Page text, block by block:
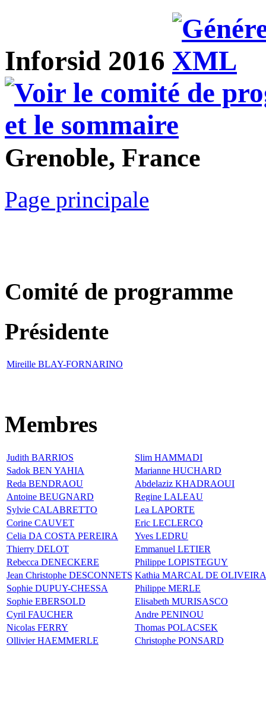
Inforsid 2016
Grenoble, France
Page principale
Comité de programme
Présidente
Mireille BLAY-FORNARINO
Membres
Judith BARRIOS
Slim HAMMADI
Sadok BEN YAHIA
Marianne HUCHARD
Reda BENDRAOU
Abdelaziz KHADRAOUI
Antoine BEUGNARD
Regine LALEAU
Sylvie CALABRETTO
Lea LAPORTE
Corine CAUVET
Eric LECLERCQ
Celia DA COSTA PEREIRA
Yves LEDRU
Thierry DELOT
Emmanuel LETIER
Rebecca DENECKERE
Philippe LOPISTEGUY
Jean Christophe DESCONNETS Kathia MARCAL DE OLIVEIRA
Sophie DUPUY-CHESSA
Philippe MERLE
Sophie EBERSOLD
Elisabeth MURISASCO
Cyril FAUCHER
Andre PENINOU
Nicolas FERRY
Thomas POLACSEK
Ollivier HAEMMERLE
Christophe PONSARD